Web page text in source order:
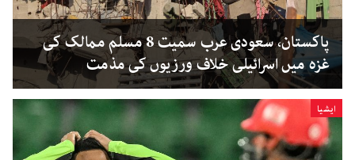
پاکستان، سعودی عرب سمیت 8 مسلم ممالک کی
غزہ میں اسرائیلی خلاف ورزیوں کی مذمت
ایشیا